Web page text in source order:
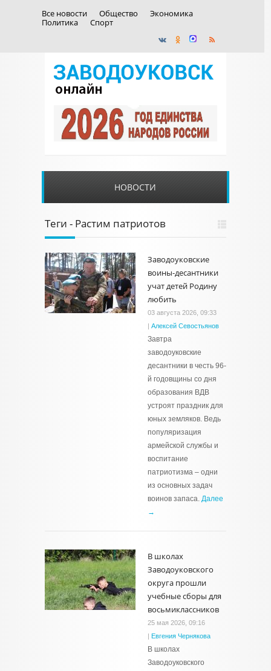
Все новости Общество
Экономика
Политика
Спорт
НОВОСТИ
Теги - Растим патриотов
Заводоуковские
воины-десантники
учат детей Родину
любить
03 августа 2026, 09:33
| Алексей Севостьянов
Завтра
заводоуковские
десантники в честь 96-
й годовщины со дня
образования ВДВ
устроят праздник для
юных земляков. Ведь
популяризация
армейской службы и
воспитание
патриотизма – одни
из основных задач
воинов запаса. Далее
→
В школах
Заводоуковского
округа прошли
учебные сборы для
восьмиклассников
25 мая 2026, 09:16
| Евгения Чернякова
В школах
Заводоуковского